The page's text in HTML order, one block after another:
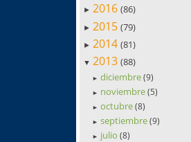
► 2016 (86)
► 2015 (79)
► 2014 (81)
▼ 2013 (88)
► diciembre(9)
► noviembre(5)
► octubre(8)
► septiembre(9)
► julio(8)